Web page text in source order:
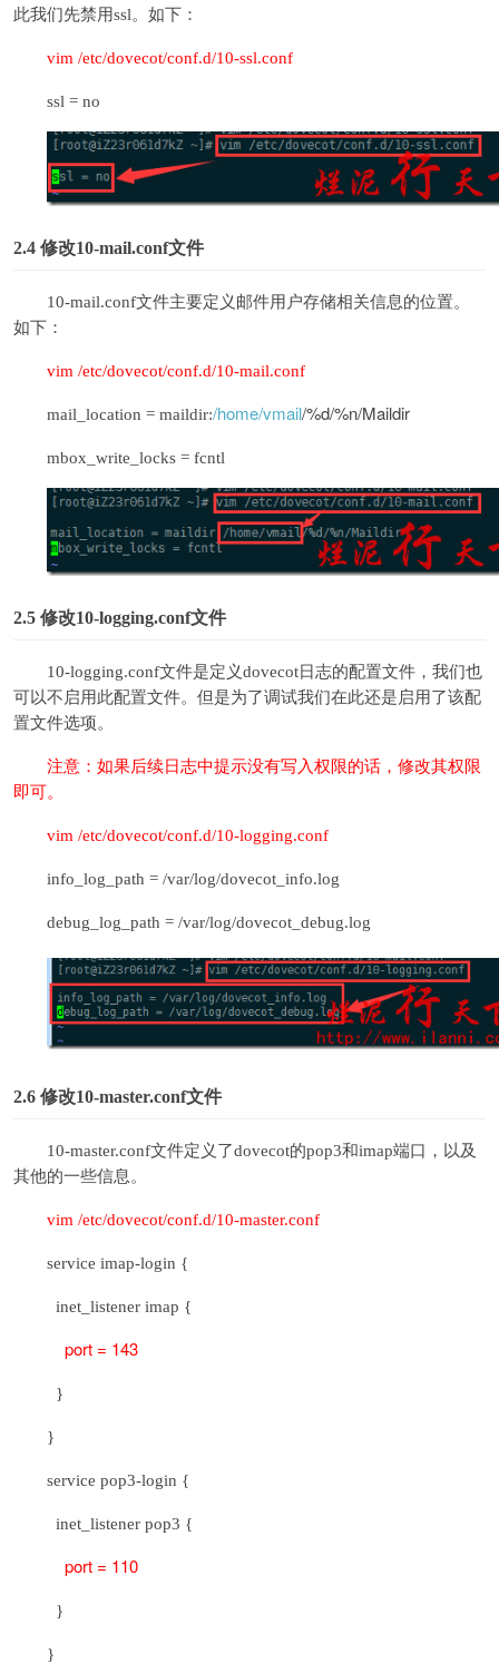
此我们先禁用ssl。如下：
vim /etc/dovecot/conf.d/10-ssl.conf
ssl = no
2.4 修改10-mail.conf文件
10-mail.conf文件主要定义邮件用户存储相关信息的位置。
如下：
vim /etc/dovecot/conf.d/10-mail.conf
mail_location = maildir:/home/vmail/%d/%n/Maildir
mbox_write_locks = fcntl
2.5 修改10-logging.conf文件
10-logging.conf文件是定义dovecot日志的配置文件，我们也
可以不启用此配置文件。但是为了调试我们在此还是启用了该配
置文件选项。
注意：如果后续日志中提示没有写入权限的话，修改其权限
即可。
vim /etc/dovecot/conf.d/10-logging.conf
info_log_path = /var/log/dovecot_info.log
debug_log_path = /var/log/dovecot_debug.log
2.6 修改10-master.conf文件
10-master.conf文件定义了dovecot的pop3和imap端口，以及
其他的一些信息。
vim /etc/dovecot/conf.d/10-master.conf
service imap-login {
inet_listener imap {
port = 143
}
}
service pop3-login {
inet_listener pop3 {
port = 110
}
}